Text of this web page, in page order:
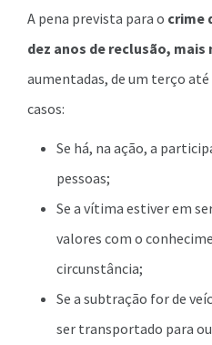
A pena prevista para o crime
dez anos de reclusão, mais
aumentadas, de um terço
casos:
Se há, na ação, a
pessoas;
Se a vítima estiver em
valores com o
circunstância;
Se a subtração for de
ser transportado para